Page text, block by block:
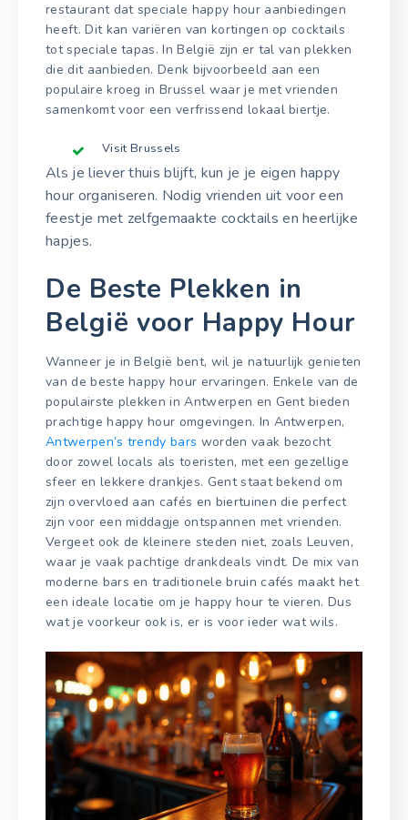
restaurant dat speciale happy hour aanbiedingen
heeft. Dit kan variëren van kortingen op cocktails
tot speciale tapas. In België zijn er tal van plekken
die dit aanbieden. Denk bijvoorbeeld aan een
populaire kroeg in Brussel waar je met vrienden
samenkomt voor een verfrissend lokaal biertje.
Visit Brussels
Als je liever thuis blijft, kun je je eigen happy
hour organiseren. Nodig vrienden uit voor een
feestje met zelfgemaakte cocktails en heerlijke
hapjes.
De Beste Plekken in
België voor Happy Hour
Wanneer je in België bent, wil je natuurlijk genieten
van de beste happy hour ervaringen. Enkele van de
populairste plekken in Antwerpen en Gent bieden
prachtige happy hour omgevingen. In Antwerpen,
Antwerpen’s trendy bars worden vaak bezocht
door zowel locals als toeristen, met een gezellige
sfeer en lekkere drankjes. Gent staat bekend om
zijn overvloed aan cafés en biertuinen die perfect
zijn voor een middagje ontspannen met vrienden.
Vergeet ook de kleinere steden niet, zoals Leuven,
waar je vaak pachtige drankdeals vindt. De mix van
moderne bars en traditionele bruin cafés maakt het
een ideale locatie om je happy hour te vieren. Dus
wat je voorkeur ook is, er is voor ieder wat wils.